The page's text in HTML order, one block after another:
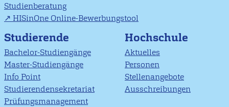
Studienberatung
HISinOne Online-Bewerbungstool
Studierende
Bachelor-Studiengänge
Master-Studiengänge
Info Point
Studierendensekretariat
Prüfungsmanagement
Hochschule
Aktuelles
Personen
Stellenangebote
Ausschreibungen